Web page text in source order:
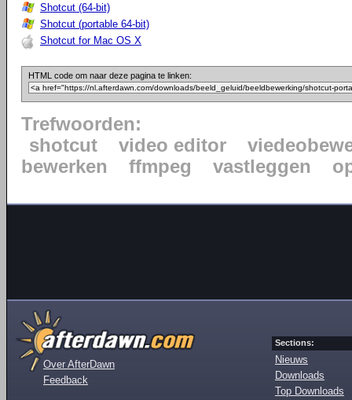
Shotcut (64-bit)
Shotcut (portable 64-bit)
Shotcut for Mac OS X
HTML code om naar deze pagina te linken:
Trefwoorden:
shotcut
video editor
bewerken
ffmpeg vastleggen
Over AfterDawn
Feedback
Sections:
Nieuws
Downloads
Top Downloads